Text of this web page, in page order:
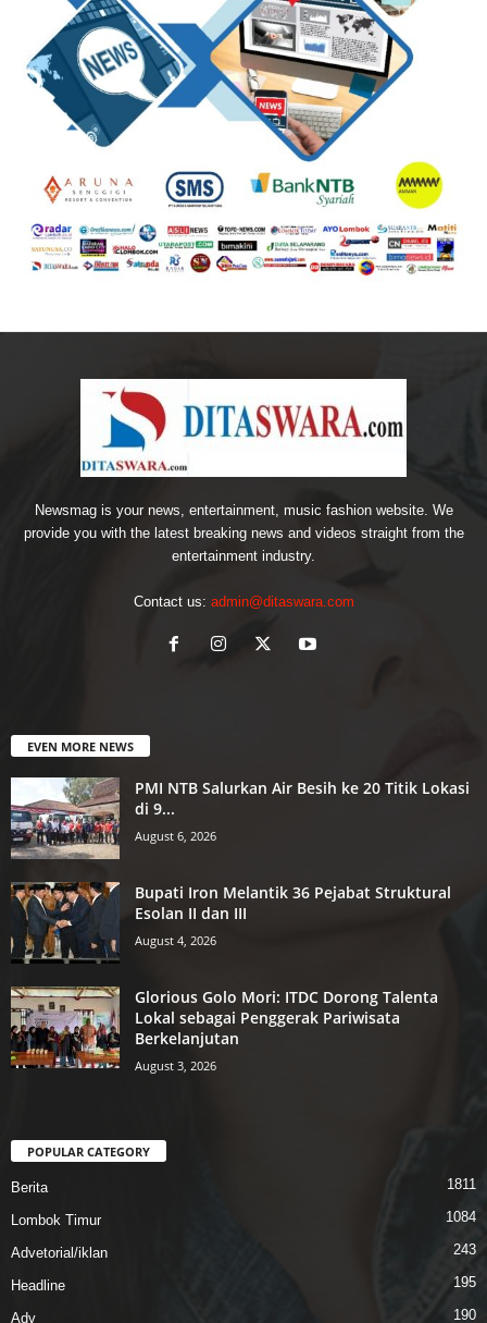
Newsmag is your news, entertainment, music fashion website. We
provide you with the latest breaking news and videos straight from the
entertainment industry.
Contact us: admin@ditaswara.com
EVEN MORE NEWS
PMI NTB Salurkan Air Besih ke 20 Titik Lokasi
di 9...
August 6, 2026
Bupati Iron Melantik 36 Pejabat Struktural
Esolan II dan III
August 4, 2026
Glorious Golo Mori: ITDC Dorong Talenta
Lokal sebagai Penggerak Pariwisata
Berkelanjutan
August 3, 2026
POPULAR CATEGORY
Berita 1811
Lombok Timur 1084
Advetorial/iklan 243
Headline 195
Adv 190